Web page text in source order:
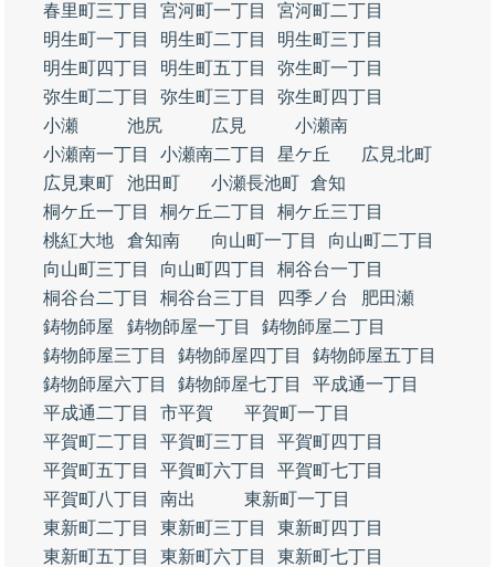
春里町三丁目
宮河町一丁目
宮河町二丁目
明生町一丁目
明生町二丁目
明生町三丁目
明生町四丁目
明生町五丁目
弥生町一丁目
弥生町二丁目
弥生町三丁目
弥生町四丁目
小瀬
池尻 広見
小瀬南
小瀬南一丁目
小瀬南二丁目 星ケ丘
広見北町
広見東町
池田町 小瀬長池町 倉知
桐ケ丘一丁目
桐ケ丘二丁目
桐ケ丘三丁目
桃紅大地
倉知南 向山町一丁目
向山町二丁目
向山町三丁目
向山町四丁目
桐谷台一丁目
桐谷台二丁目
桐谷台三丁目 四季ノ台
肥田瀬
鋳物師屋
鋳物師屋一丁目
鋳物師屋二丁目
鋳物師屋三丁目
鋳物師屋四丁目
鋳物師屋五丁目
鋳物師屋六丁目
鋳物師屋七丁目
平成通一丁目
平成通二丁目
市平賀
平賀町一丁目
平賀町二丁目
平賀町三丁目
平賀町四丁目
平賀町五丁目
平賀町六丁目
平賀町七丁目
平賀町八丁目
南出
東新町一丁目
東新町二丁目
東新町三丁目
東新町四丁目
東新町五丁目
東新町六丁目
東新町七丁目